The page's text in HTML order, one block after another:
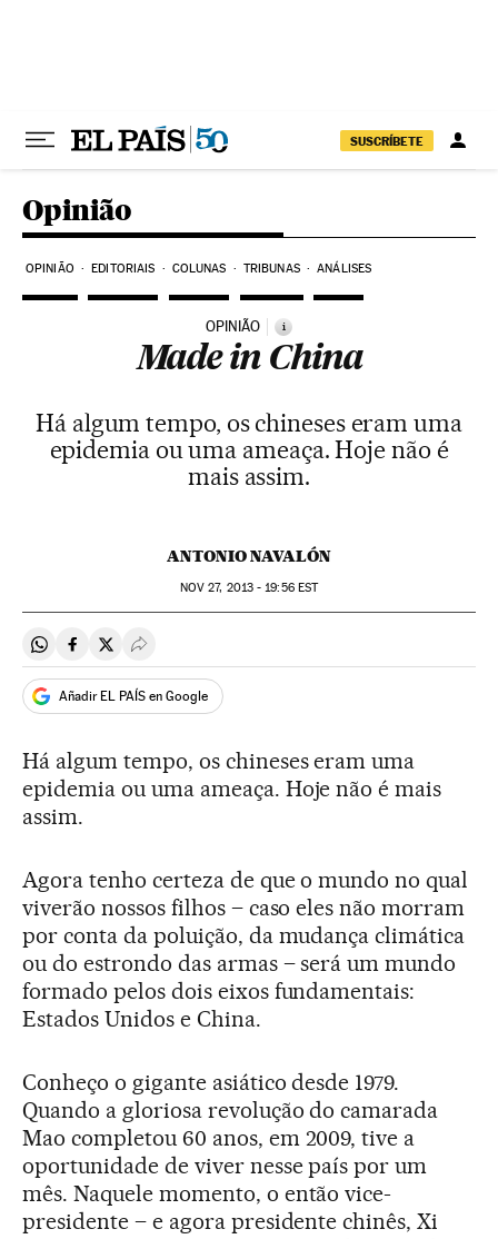
SUSCRÍBETE
Opinião
OPINIÃO EDITORIAIS COLUNAS TRIBUNAS ANÁLISES
OPINIÃO i
Made in China
Há algum tempo, os chineses eram uma
epidemia ou uma ameaça. Hoje não é
mais assim.
ANTONIO NAVALÓN
NOV 27, 2013 - 19:56EST
Compartir en Whatsapp
Compartir en Facebook
Compartir en Twitter
Desplegar Redes Sociales
Añadir EL PAÍS en Google
Há algum tempo, os chineses eram uma
epidemia ou uma ameaça. Hoje não é mais
assim.
Agora tenho certeza de que o mundo no qual
viverão nossos filhos – caso eles não morram
por conta da poluição, da mudança climática
ou do estrondo das armas – será um mundo
formado pelos dois eixos fundamentais:
Estados Unidos e China.
Conheço o gigante asiático desde 1979.
Quando a gloriosa revolução do camarada
Mao completou 60 anos, em 2009, tive a
oportunidade de viver nesse país por um
mês. Naquele momento, o então vice-
presidente – e agora presidente chinês, Xi